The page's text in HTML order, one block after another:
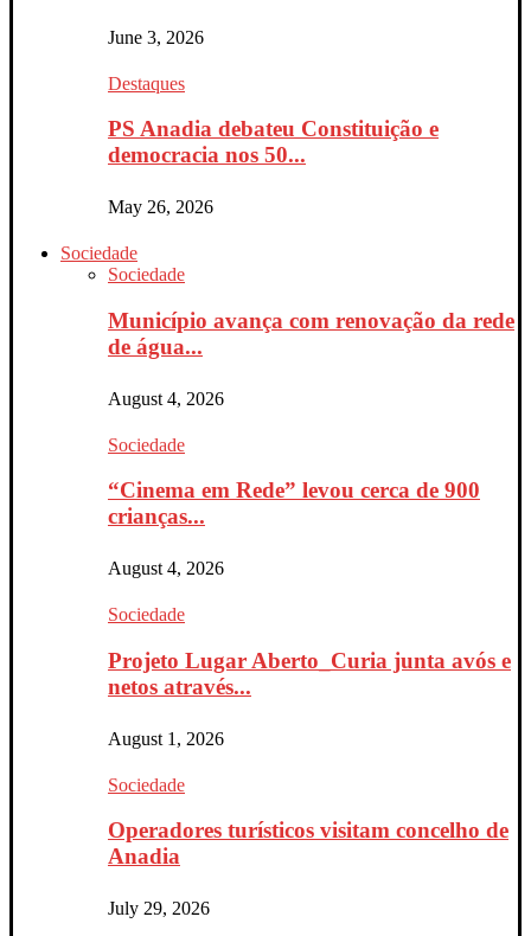
June 3, 2026
Destaques
PS Anadia debateu Constituição e
democracia nos 50...
May 26, 2026
Sociedade
Sociedade
Município avança com renovação da rede
de água...
August 4, 2026
Sociedade
“Cinema em Rede” levou cerca de 900
crianças...
August 4, 2026
Sociedade
Projeto Lugar Aberto_Curia junta avós e
netos através...
August 1, 2026
Sociedade
Operadores turísticos visitam concelho de
Anadia
July 29, 2026